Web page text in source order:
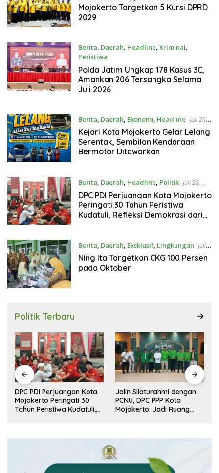
Mojokerto Targetkan 5 Kursi DPRD
2029
Berita, Daerah, Headline, Kriminal,
Peristiwa
Agustus 1, 2026
Polda Jatim Ungkap 178 Kasus 3C,
Amankan 206 Tersangka Selama
Juli 2026
Berita, Daerah, Ekonomi, Headline Juli 29,
2026
Kejari Kota Mojokerto Gelar Lelang
Serentak, Sembilan Kendaraan
Bermotor Ditawarkan
Berita, Daerah, Headline, Politik Juli 28,
2026
DPC PDI Perjuangan Kota Mojokerto
Peringati 30 Tahun Peristiwa
Kudatuli, Refleksi Demokrasi dari
Berita, Daerah, Eksklusif, Lingkungan Juli
23, 2026
Ning Ita Targetkan CKG 100 Persen
pada Oktober
Politik Terbaru
DPC PDI Perjuangan Kota
Mojokerto Peringati 30
Tahun Peristiwa Kudatuli,
Jalin Silaturahmi dengan
PCNU, DPC PPP Kota
Mojokerto: Jadi Ruang